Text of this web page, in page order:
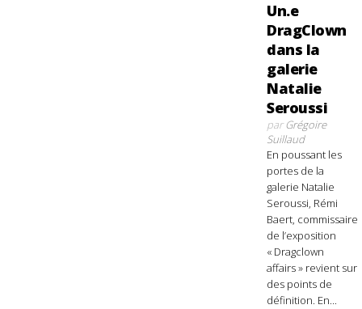
Un.e
DragClown
dans la
galerie
Natalie
Seroussi
parGrégoire
Suillaud
En poussant les
portes de la
galerie Natalie
Seroussi, Rémi
Baert, commissaire
de l’exposition
« Dragclown
affairs » revient sur
des points de
définition. En...